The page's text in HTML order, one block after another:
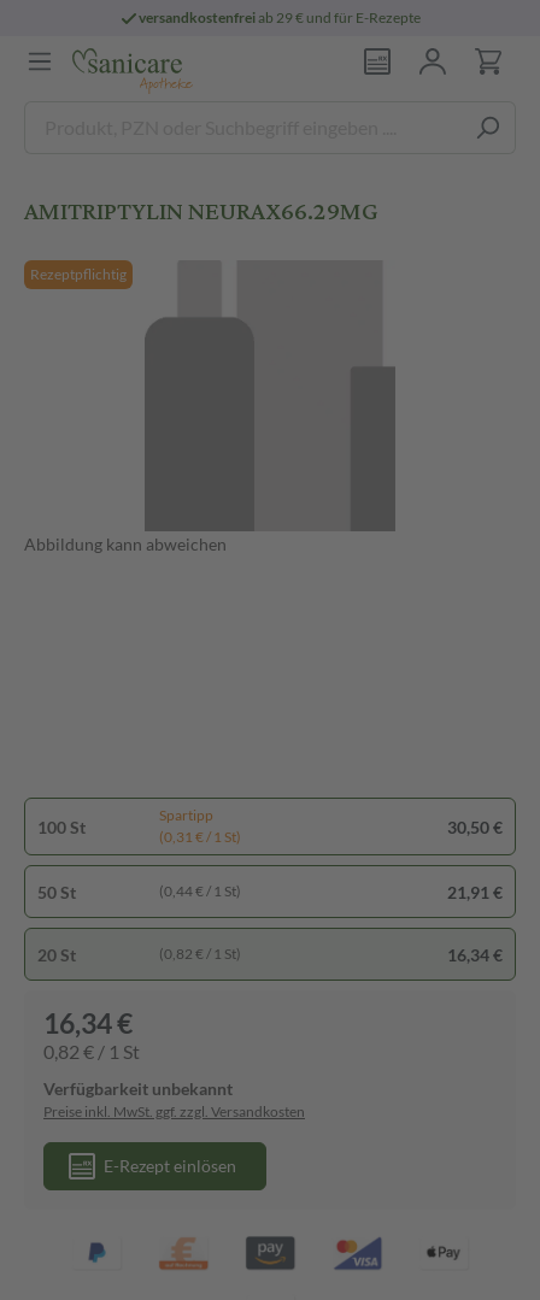
versandkostenfreiab 29 € und für E-Rezepte
AMITRIPTYLIN NEURAX66.29MG
Rezeptpflichtig
Abbildung kann abweichen
100 St
Spartipp
(0,31 € / 1 St)
30,50 €
50 St (0,44 € / 1 St) 21,91 €
20 St (0,82 € / 1 St) 16,34 €
16,34 €
0,82 € / 1 St
Verfügbarkeit unbekannt
Preise inkl. MwSt. ggf. zzgl. Versandkosten
E-Rezept einlösen